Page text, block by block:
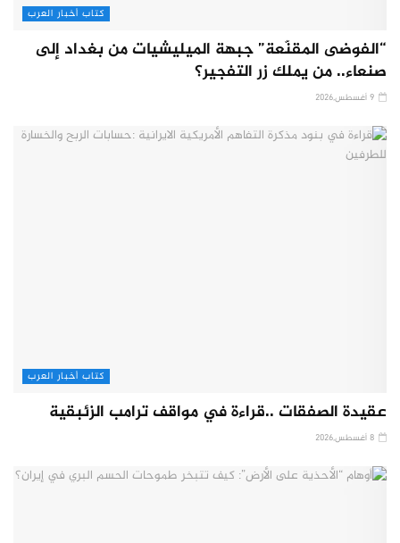
كتاب أخبار العرب
“الفوضى المقنّعة” جبهة الميليشيات من بغداد إلى
صنعاء.. من يملك زر التفجير؟
كتاب أخبار العرب
عقيدة الصفقات ..قراءة في مواقف ترامب الزئبقية